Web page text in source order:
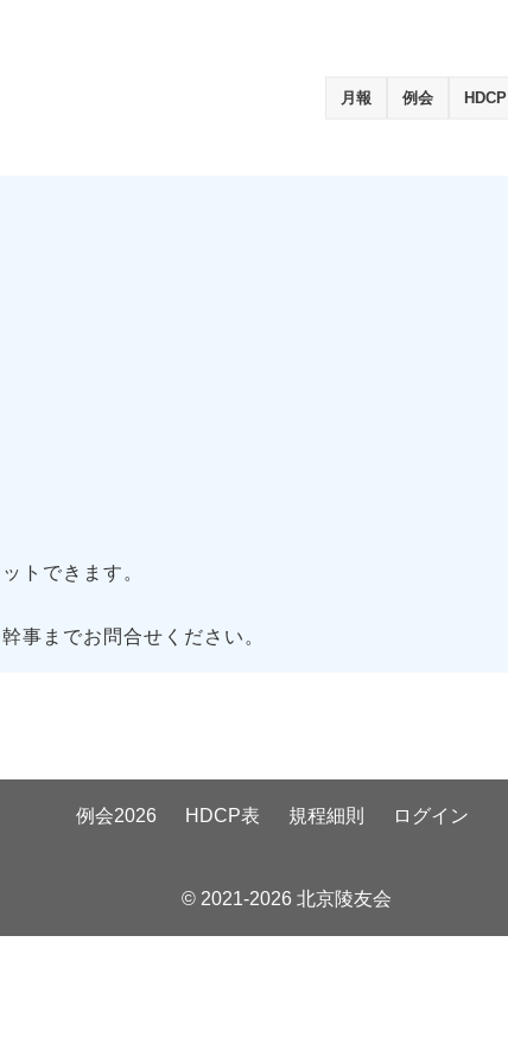
月報 例会 HDCP
トできます。
事までお問合せください。
例会2026 HDCP表 規程細則 ログイン
© 2021-2026 北京陵友会